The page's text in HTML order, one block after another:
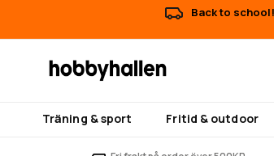
Back to
Träning & sport Fritid & outdoor